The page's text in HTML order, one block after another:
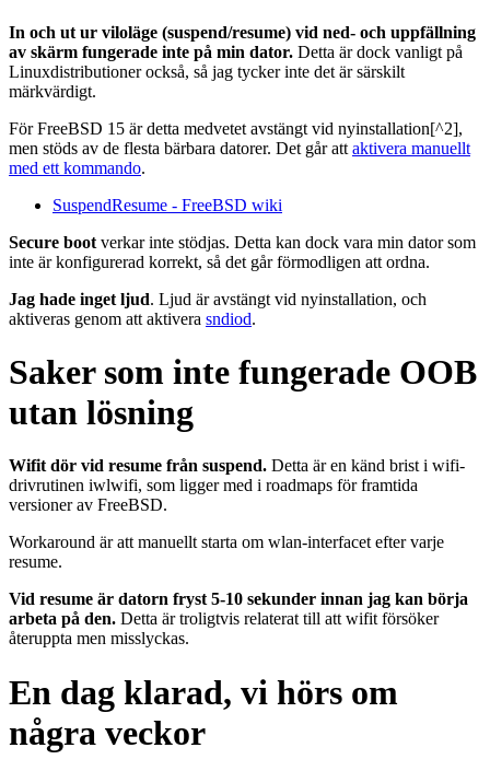
In och ut ur viloläge (suspend/resume) vid ned- och uppfällning
av skärm fungerade inte på min dator. Detta är dock vanligt på
Linuxdistributioner också, så jag tycker inte det är särskilt
märkvärdigt.
För FreeBSD 15 är detta medvetet avstängt vid nyinstallation[^2],
men stöds av de flesta bärbara datorer. Det går att aktivera manuellt
med ett kommando.
SuspendResume - FreeBSD wiki
Secure boot verkar inte stödjas. Detta kan dock vara min dator som
inte är konfigurerad korrekt, så det går förmodligen att ordna.
Jag hade inget ljud. Ljud är avstängt vid nyinstallation, och
aktiveras genom att aktivera sndiod.
Saker som inte fungerade OOB
utan lösning
Wifit dör vid resume från suspend. Detta är en känd brist i wifi-
drivrutinen iwlwifi, som ligger med i roadmaps för framtida
versioner av FreeBSD.
Workaround är att manuellt starta om wlan-interfacet efter varje
resume.
Vid resume är datorn fryst 5-10 sekunder innan jag kan börja
arbeta på den. Detta är troligtvis relaterat till att wifit försöker
återuppta men misslyckas.
En dag klarad, vi hörs om
några veckor